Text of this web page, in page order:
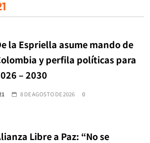
la Espriella asume mando de
y perfila políticas para
– 2030
8 DE AGOSTO DE 2026 0
Libre a Paz: “No se